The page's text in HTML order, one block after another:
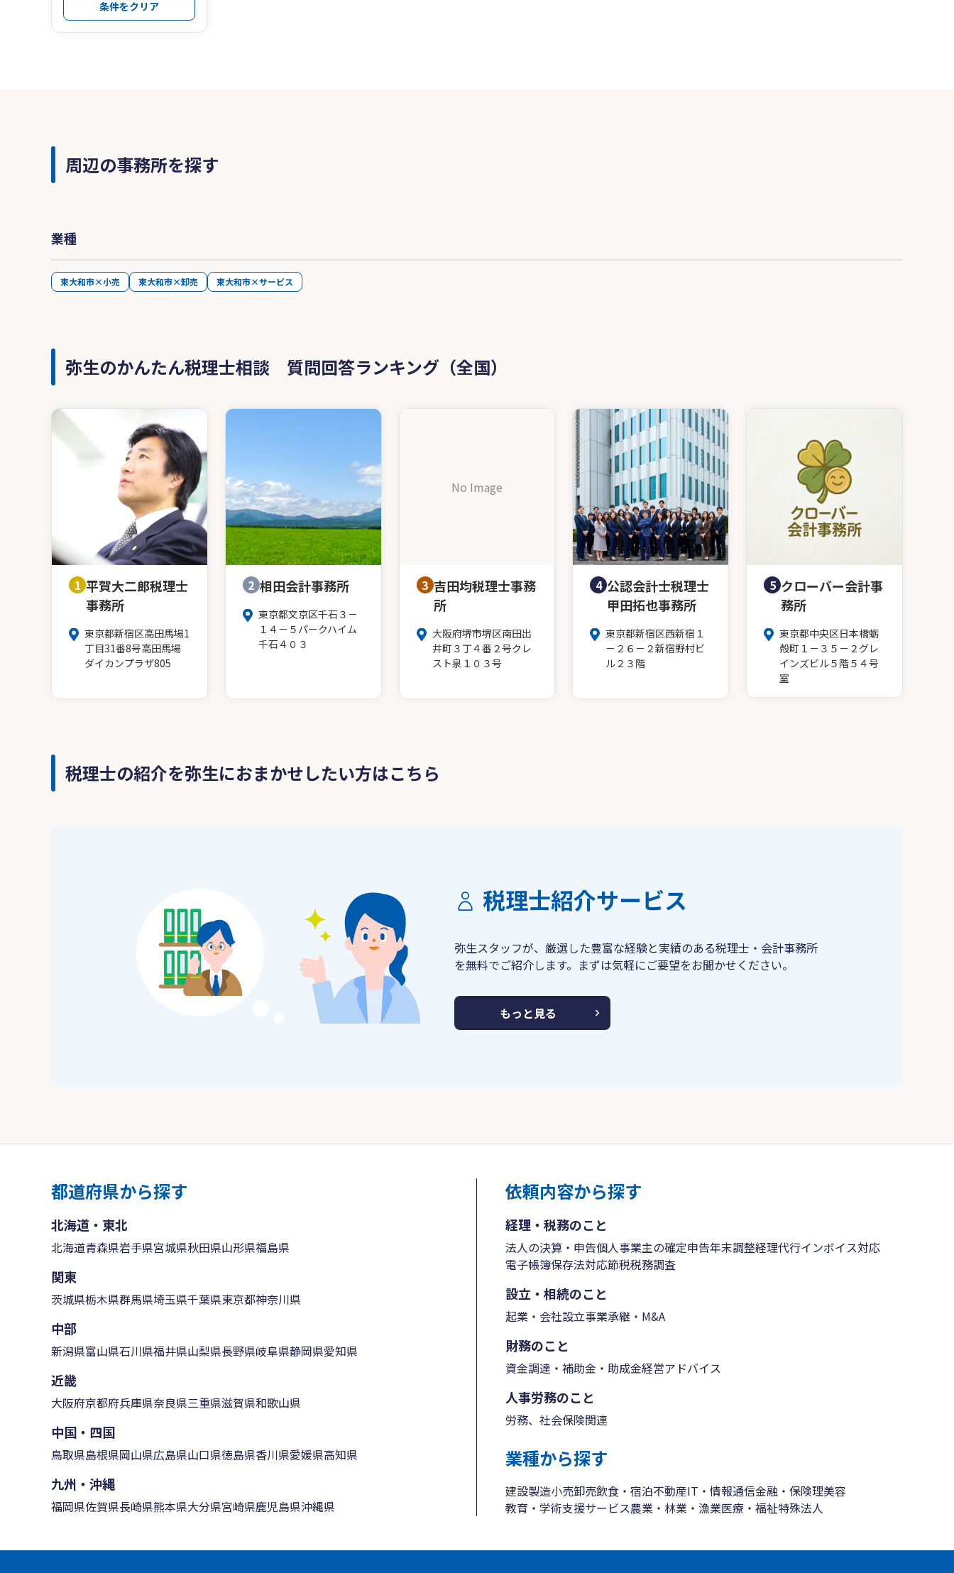
条件をクリア
周辺の事務所を探す
業種
東大和市×小売 東大和市×卸売 東大和市×サービス
弥生のかんたん税理士相談 質問回答ランキング（全国）
1 平賀大二郎税理士
事務所
東京都新宿区高田馬場1
丁目31番8号高田馬場
ダイカンプラザ805
2 相田会計事務所
東京都文京区千石３－
１４－５パークハイム
千石４０３
No Image
3 吉田均税理士事務
所
大阪府堺市堺区南田出
井町３丁４番２号クレ
スト泉１０３号
4 公認会計士税理士
甲田拓也事務所
東京都新宿区西新宿１
－２６－２新宿野村ビ
ル２３階
5 クローバー会計事
務所
東京都中央区日本橋蛎
殻町１－３５－２グレ
インズビル５階５４号
室
税理士の紹介を弥生におまかせしたい方はこちら
税理士紹介サービス
弥生スタッフが、厳選した豊富な経験と実績のある税理士・会計事務所
を無料でご紹介します。まずは気軽にご要望をお聞かせください。
もっと見る
都道府県から探す
北海道・東北
北海道青森県岩手県宮城県秋田県山形県福島県
関東
茨城県栃木県群馬県埼玉県千葉県東京都神奈川県
中部
新潟県富山県石川県福井県山梨県長野県岐阜県静岡県愛知県
近畿
大阪府京都府兵庫県奈良県三重県滋賀県和歌山県
中国・四国
鳥取県島根県岡山県広島県山口県徳島県香川県愛媛県高知県
九州・沖縄
福岡県佐賀県長崎県熊本県大分県宮崎県鹿児島県沖縄県
依頼内容から探す
経理・税務のこと
法人の決算・申告個人事業主の確定申告年末調整経理代行インボイス対応
電子帳簿保存法対応節税税務調査
設立・相続のこと
起業・会社設立事業承継・M&A
財務のこと
資金調達・補助金・助成金経営アドバイス
人事労務のこと
労務、社会保険関連
業種から探す
建設製造小売卸売飲食・宿泊不動産IT・情報通信金融・保険理美容
教育・学術支援サービス農業・林業・漁業医療・福祉特殊法人